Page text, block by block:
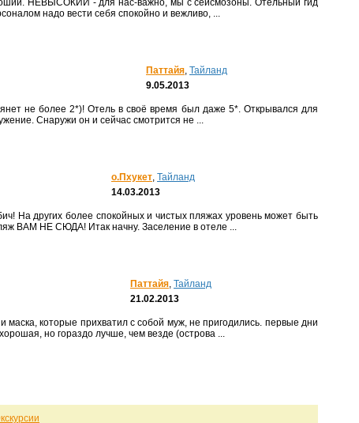
надо вести себя спокойно и вежливо, ...
Паттайя, Тайланд
9.05.2013
Снаружи он и сейчас смотрится не ...
о.Пхукет, Тайланд
14.03.2013
ВАМ НЕ СЮДА! Итак начну. Заселение в отеле ...
Паттайя, Тайланд
21.02.2013
но гораздо лучше, чем везде (острова ...